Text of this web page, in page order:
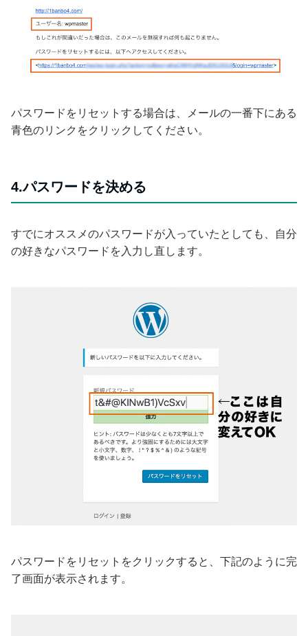
パスワードをリセットする場合は、メールの一番下にある
青色のリンクをクリックしてください。
4.パスワードを決める
すでにオススメのパスワードが入っていたとしても、自分
の好きなパスワードを入力し直します。
パスワードをリセットをクリックすると、下記のように完
了画面が表示されます。